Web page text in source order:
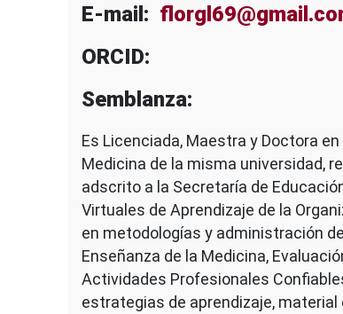
E-mail:
ORCID:
Semblanza:
Es Licenciada, Maestra y Doctora
Medicina de la misma universidad,
adscrito a la Secretaría de
Virtuales de Aprendizaje de la
en metodologías y administración
Enseñanza de la Medicina,
Actividades Profesionales
estrategias de aprendizaje,